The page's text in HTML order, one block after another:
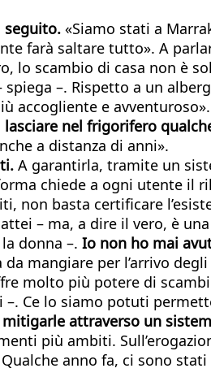
seguito. «Siamo stati a
farà saltare tutto». A
lo scambio di casa non è
–. Rispetto a un
e
lasciare nel frigorifero
a distanza di anni».
A garantirla, tramite un
chiede a ogni utente il
non basta certificare
– ma, a dire il vero, è
donna –. Io non ho mai
mangiare per l’arrivo
molto più potere di
Ce lo siamo potuti
attraverso un
più ambiti.
anno fa, ci sono